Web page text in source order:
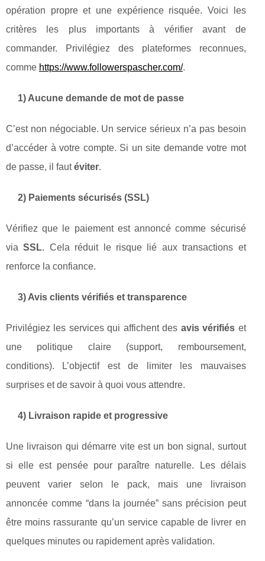
opération propre et une expérience risquée. Voici les
critères les plus importants à vérifier avant de
commander. Privilégiez des plateformes reconnues,
comme https://www.followerspascher.com/.
1) Aucune demande de mot de passe
C’est non négociable. Un service sérieux n’a pas besoin
d’accéder à votre compte. Si un site demande votre mot
de passe, il fautéviter.
2) Paiements sécurisés (SSL)
Vérifiez que le paiement est annoncé comme sécurisé
viaSSL. Cela réduit le risque lié aux transactions et
renforce la confiance.
3) Avis clients vérifiés et transparence
Privilégiez les services qui affichent des avis vérifiés et
une politique claire (support, remboursement,
conditions). L’objectif est de limiter les mauvaises
surprises et de savoir à quoi vous attendre.
4) Livraison rapide et progressive
Une livraison qui démarre vite est un bon signal, surtout
si elle est pensée pour paraître naturelle. Les délais
peuvent varier selon le pack, mais une livraison
annoncée comme “dans la journée” sans précision peut
être moins rassurante qu’un service capable de livrer en
quelques minutes ou rapidement après validation.